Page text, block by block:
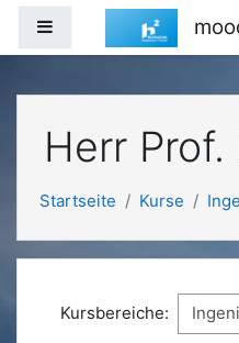
Zum Hauptinhalt
Website-Übersicht
Herr
Startseite Kurse
Kursbereiche: